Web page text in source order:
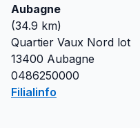
Aubagne
(34.9 km)
Quartier Vaux Nord lot
13400 Aubagne
0486250000
Filialinfo